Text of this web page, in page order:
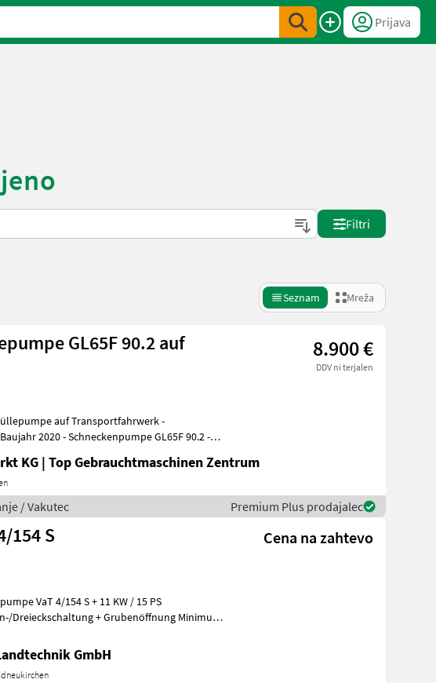
Prijava
Filtri
Seznam Mreža
GL65F 90.2 auf
8.900 €
DDV ni terjalen
auf Transportfahrwerk -
mit Zapfwelle
KG | Top Gebrauchtmaschinen Zentrum
/ Vakutec Premium Plus prodajalec
154 S Cena na zahtevo
VaT 4/154 S + 11 KW / 15 PS
Dreieckschaltung + Grubenöffnung Minimum
GmbH